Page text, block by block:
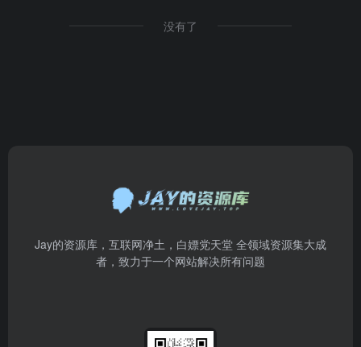
没有了
Jay的资源库，互联网净土，白嫖党天堂 全领域资源集大成
者，致力于一个网站解决所有问题